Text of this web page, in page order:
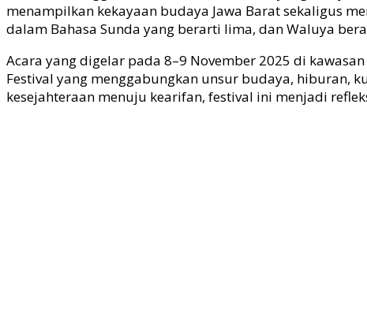
menampilkan kekayaan budaya Jawa Barat sekaligus
dalam Bahasa Sunda yang berarti lima, dan Waluya
Acara yang digelar pada 8–9 November 2025 di
Festival yang menggabungkan unsur budaya, hiburan,
kesejahteraan menuju kearifan, festival ini menjadi